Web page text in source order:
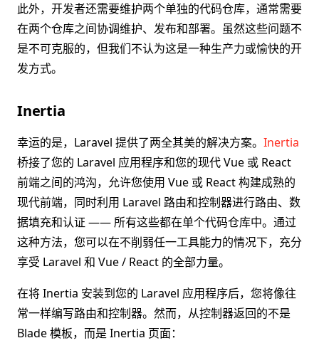
此外，开发者还需要维护两个单独的代码仓库，通常需要
在两个仓库之间协调维护、发布和部署。虽然这些问题不
是不可克服的，但我们不认为这是一种生产力或愉快的开
发方式。
Inertia
幸运的是，Laravel 提供了两全其美的解决方案。 Inertia
桥接了您的 Laravel 应用程序和您的现代 Vue 或 React
前端之间的鸿沟，允许您使用 Vue 或 React 构建成熟的
现代前端，同时利用 Laravel 路由和控制器进行路由、数
据填充和认证 —— 所有这些都在单个代码仓库中。通过
这种方法，您可以在不削弱任一工具能力的情况下，充分
享受 Laravel 和 Vue / React 的全部力量。
在将 Inertia 安装到您的 Laravel 应用程序后，您将像往
常一样编写路由和控制器。然而，从控制器返回的不是
Blade 模板，而是 Inertia 页面：